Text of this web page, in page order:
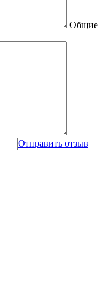
Общие
Отправить отзыв